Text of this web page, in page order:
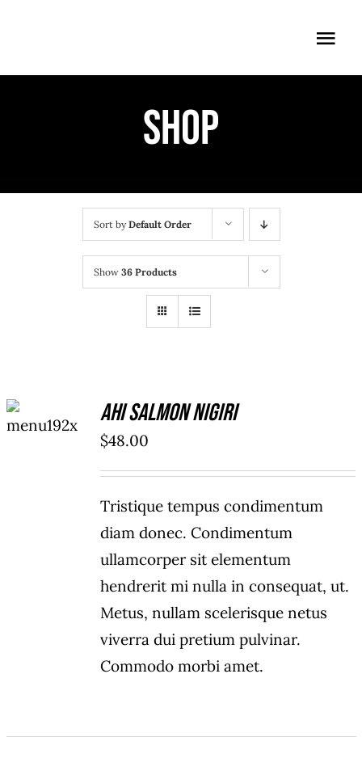
Shop
Sort byDefault Order
Show 36 Products
CART
/
Ahi Salmon Nigiri
$48.00
Tristique tempus condimentum
diam donec. Condimentum
ullamcorper sit elementum
hendrerit mi nulla in consequat, ut.
Metus, nullam scelerisque netus
viverra dui pretium pulvinar.
Commodo morbi amet.